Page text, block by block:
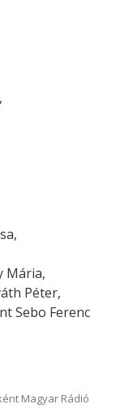
Mária,
Péter,
Sebo Ferenc
Magyar Rádió